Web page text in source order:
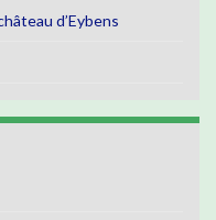
d’Eybens